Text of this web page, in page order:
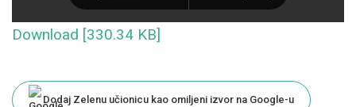
Download [330.34 KB]
Dodaj Zelenu učionicu kao omiljeni izvor na Google-u